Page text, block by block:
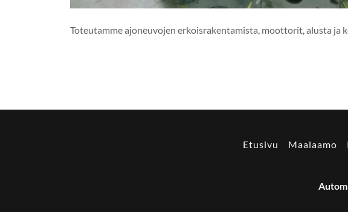
Toteutamme ajoneuvojen erkoisrakentamista, moottorit, alusta ja
Etusivu Maalaamo